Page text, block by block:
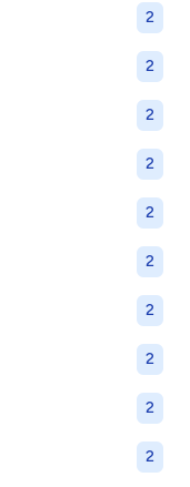
2
2
2
2
2
2
2
2
2
2